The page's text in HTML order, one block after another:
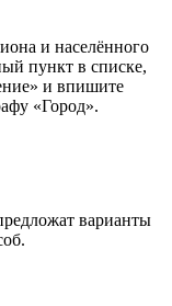
и населённого
пункт в списке,
и впишите
«Город».
варианты